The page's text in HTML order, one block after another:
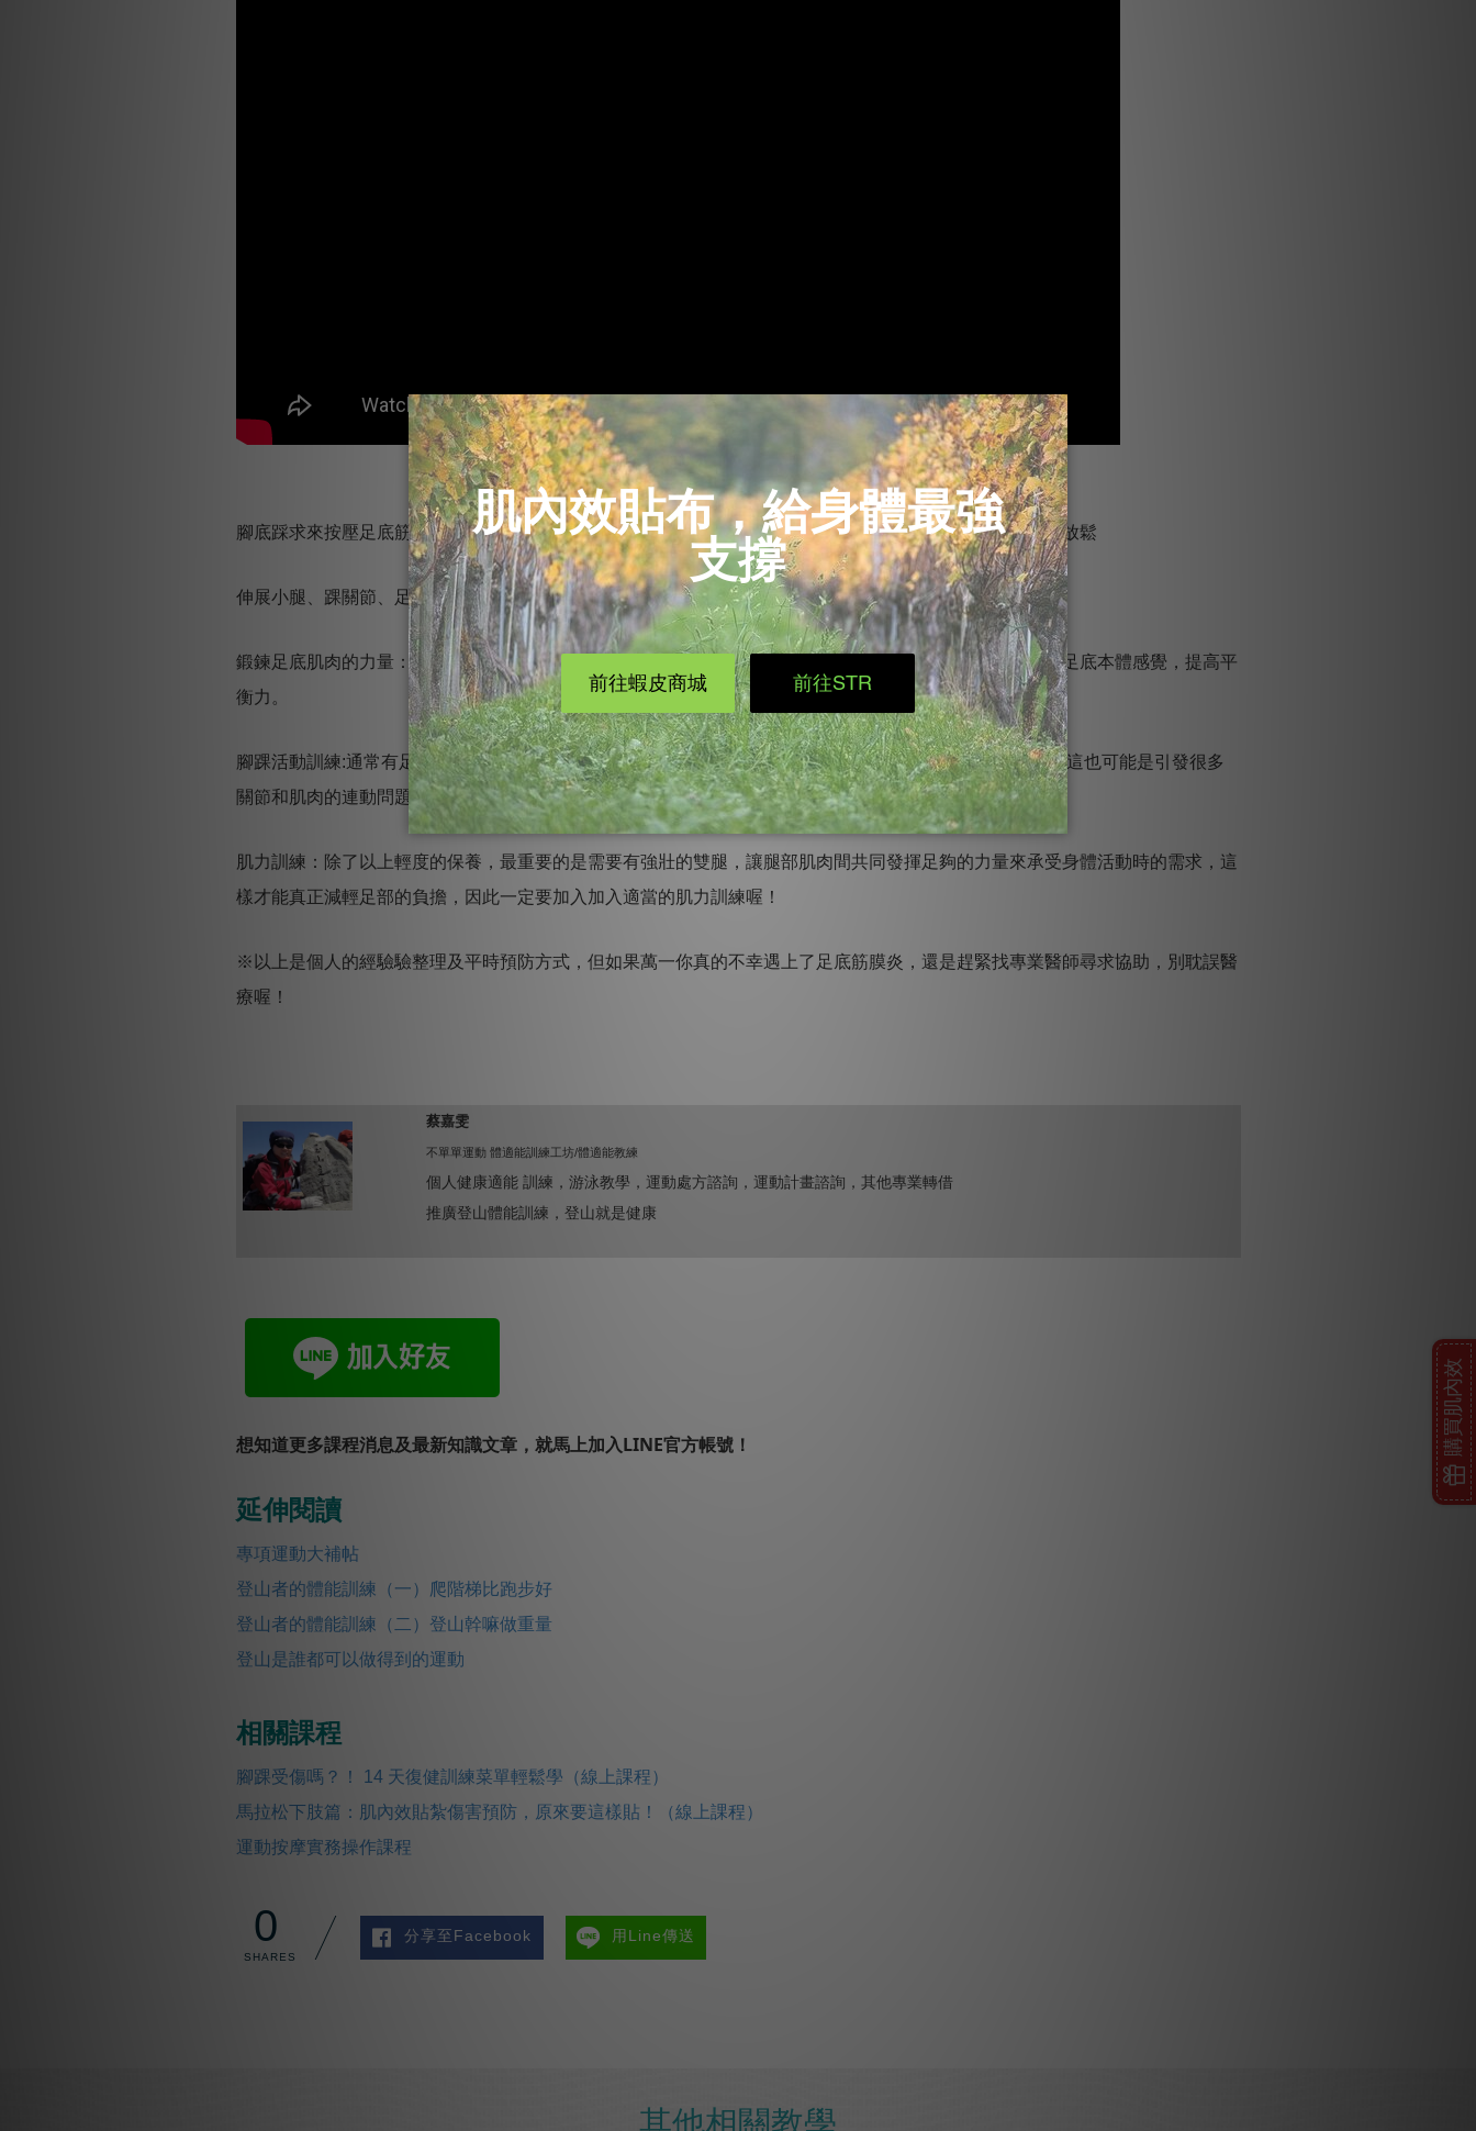
腳底踩求來按壓足底筋膜：最方便的方式之一，就是平時用滾筒或球按壓腳底，前後及左右來回慢慢的按摩放鬆
伸展小腿、踝關節、足部周邊肌肉
鍛鍊足底肌肉的力量：可藉由腳趾夾球運動及足弓運動，都是訓練足底肌肉力量很好的方式，同時也可促進足底本體感覺，提高平
衡力。
腳踝活動訓練:通常有足底筋膜炎的朋友，我們會發現這些族群的足背彎曲角度，腳踝內翻外翻角度都很差，這也可能是引發很多
關節和肌肉的連動問題。找回腳踝良好的活動度也能讓足部更健康。
肌力訓練：除了以上輕度的保養，最重要的是需要有強壯的雙腿，讓腿部肌肉間共同發揮足夠的力量來承受身體活動時的需求，這
樣才能真正減輕足部的負擔，因此一定要加入加入適當的肌力訓練喔！
※以上是個人的經驗驗整理及平時預防方式，但如果萬一你真的不幸遇上了足底筋膜炎，還是趕緊找專業醫師尋求協助，別耽誤醫
療喔！
蔡嘉雯
不單單運動 體適能訓練工坊/體適能教練
個人健康適能 訓練，游泳教學，運動處方諮詢，運動計畫諮詢，其他專業轉借
推廣登山體能訓練，登山就是健康
想知道更多課程消息及最新知識文章，就馬上加入LINE官方帳號！
延伸閱讀
專項運動大補帖
登山者的體能訓練（一）爬階梯比跑步好
登山者的體能訓練（二）登山幹嘛做重量
登山是誰都可以做得到的運動
相關課程
腳踝受傷嗎？！ 14 天復健訓練菜單輕鬆學（線上課程）
馬拉松下肢篇：肌內效貼紮傷害預防，原來要這樣貼！（線上課程）
運動按摩實務操作課程
0 分享至Facebook 用Line傳送
其他相關教學
購買肌內效